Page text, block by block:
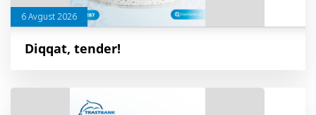
6 Avgust 2026
Diqqat, tender!